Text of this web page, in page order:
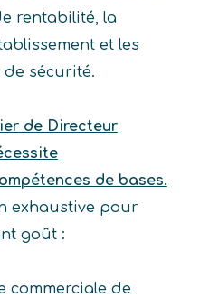
rentabilité, la
et les
de sécurité.
de Directeur
de bases.
exhaustive pour
goût :
commerciale de